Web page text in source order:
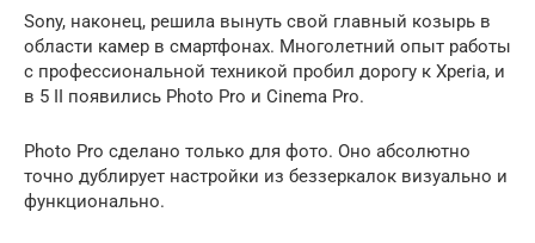
Sony, наконец, решила вынуть свой главный козырь в
области камер в смартфонах. Многолетний опыт работы
с профессиональной техникой пробил дорогу к Xperia, и
в 5 II появились Photo Pro и Cinema Pro.
Photo Pro сделано только для фото. Оно абсолютно
точно дублирует настройки из беззеркалок визуально и
функционально.